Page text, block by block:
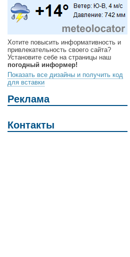
Хотите повысить информативность и
привлекательность своего сайта?
Установите себе на страницы наш
погодный информер!
Показать все дизайны и получить код
для вставки
Реклама
Контакты